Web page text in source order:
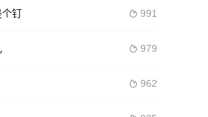
 991
个钉
 979
 962